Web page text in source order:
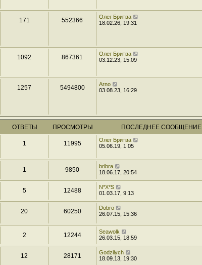
171 552366
Олег Бритва
18.02.26, 19:31
1092 867361
Олег Бритва
03.12.23, 15:09
1257 5494800
Arno
03.08.23, 16:29
ОТВЕТЫ ПРОСМОТРЫ ПОСЛЕДНЕЕ СООБЩЕНИЕ
1 11995
Олег Бритва
05.06.19, 1:05
1 9850
bribra
18.06.17, 20:54
5 12488
N*X*S
01.03.17, 9:13
20 60250
Dobro
26.07.15, 15:36
2 12244
Seawolk
26.03.15, 18:59
12 28171
Godzilych
18.09.13, 19:30